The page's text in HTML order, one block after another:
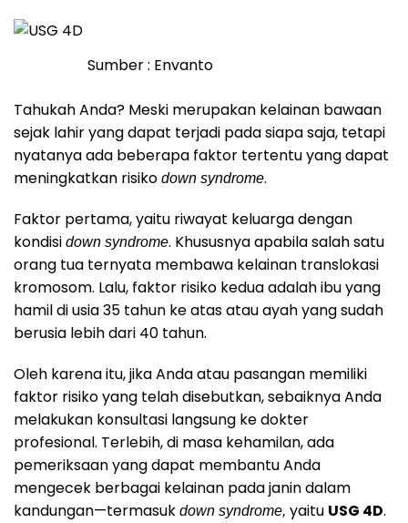
Sumber : Envanto
Tahukah Anda? Meski merupakan kelainan bawaan
sejak lahir yang dapat terjadi pada siapa saja, tetapi
nyatanya ada beberapa faktor tertentu yang dapat
meningkatkan risiko down syndrome.
Faktor pertama, yaitu riwayat keluarga dengan
kondisi down syndrome. Khususnya apabila salah satu
orang tua ternyata membawa kelainan translokasi
kromosom. Lalu, faktor risiko kedua adalah ibu yang
hamil di usia 35 tahun ke atas atau ayah yang sudah
berusia lebih dari 40 tahun.
Oleh karena itu, jika Anda atau pasangan memiliki
faktor risiko yang telah disebutkan, sebaiknya Anda
melakukan konsultasi langsung ke dokter
profesional. Terlebih, di masa kehamilan, ada
pemeriksaan yang dapat membantu Anda
mengecek berbagai kelainan pada janin dalam
kandungan—termasuk down syndrome, yaitu USG 4D.